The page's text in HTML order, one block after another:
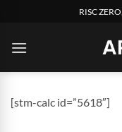
content
RISC
[stm-calc id=”5618″]